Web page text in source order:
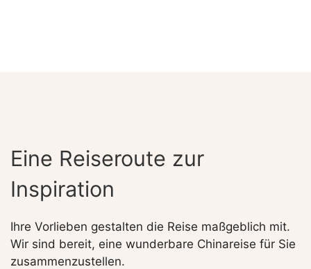
Eine Reiseroute zur
Inspiration
Ihre Vorlieben gestalten die Reise maßgeblich mit.
Wir sind bereit, eine wunderbare Chinareise für Sie
zusammenzustellen.